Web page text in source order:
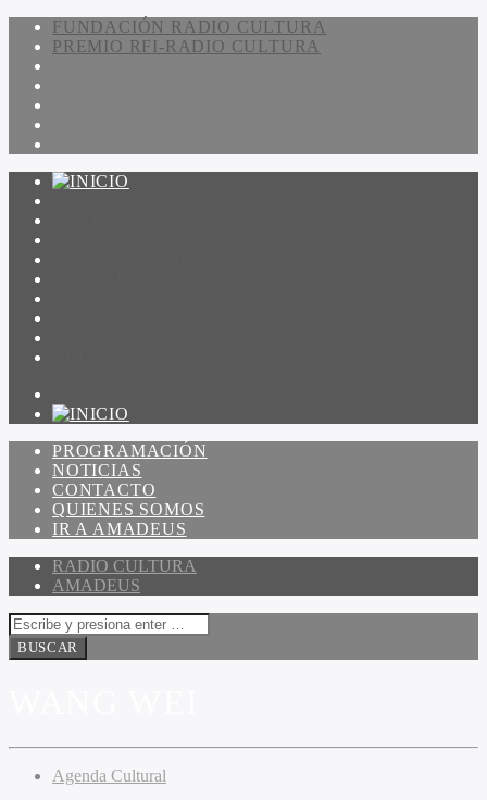
FUNDACIÓN RADIO CULTURA
PREMIO RFI-RADIO CULTURA
PROGRAMACIÓN
NOTICIAS
CONTACTO
QUIENES SOMOS
IR A AMADEUS
RADIO CULTURA
AMADEUS
Agenda Cultural